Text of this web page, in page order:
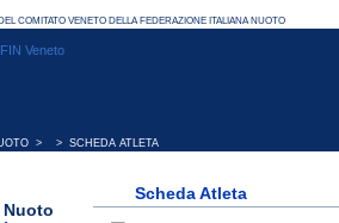
> > SCHEDA ATLETA
Nuoto
Scheda Atleta